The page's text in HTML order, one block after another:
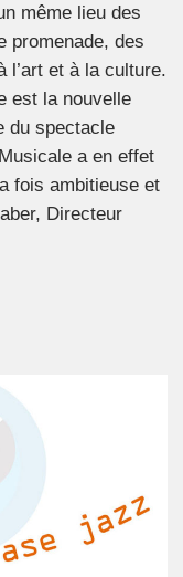
même lieu des
promenade, des
l’art et à la culture.
est la nouvelle
du spectacle
a en effet
fois ambitieuse et
Directeur